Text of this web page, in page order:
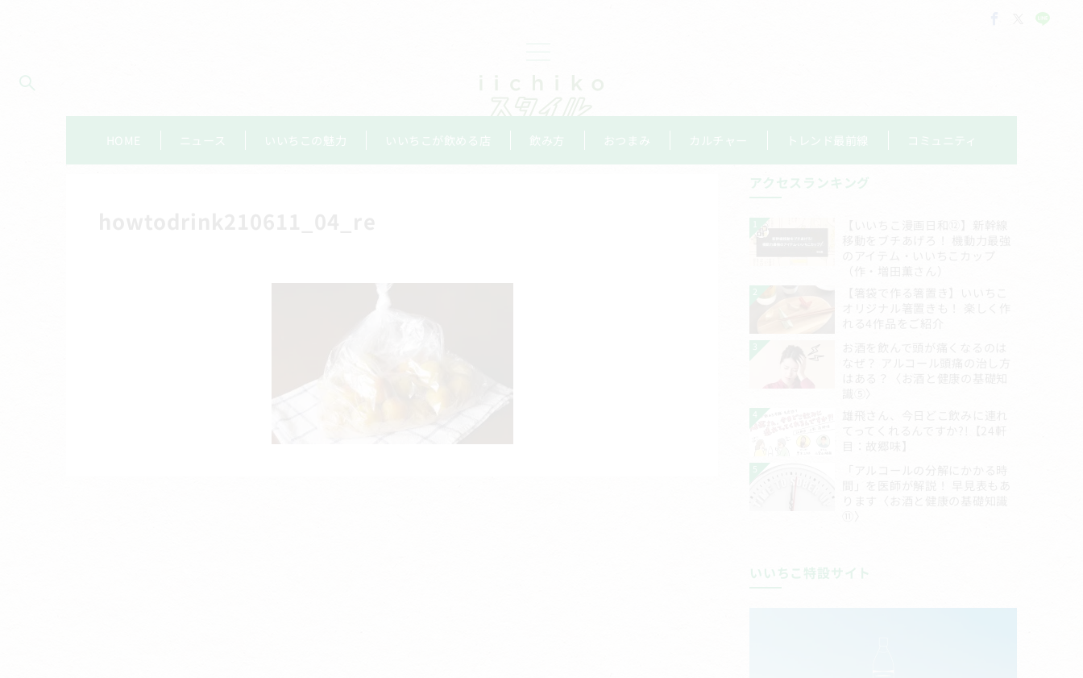
HOME ニュース いいちこの魅力 いいちこが飲める店 飲み方 おつまみ カルチャー トレンド最前線 コミュニティ
アクセスランキング
いいちこ特設サイト